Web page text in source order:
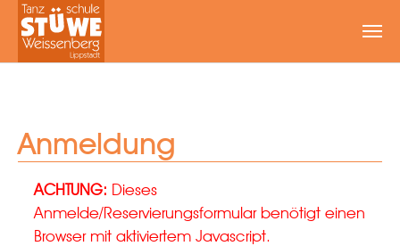
Anmeldung
ACHTUNG: Dieses
Anmelde/Reservierungsformular benötigt einen
Browser mit aktiviertem Javascript.